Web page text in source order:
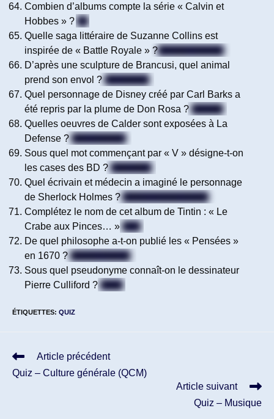
Combien d’albums compte la série « Calvin et
Hobbes » ? 24
Quelle saga littéraire de Suzanne Collins est
inspirée de « Battle Royale » ?Hunger Games
D’après une sculpture de Brancusi, quel animal
prend son envol ? Un oiseau
Quel personnage de Disney créé par Carl Barks a
été repris par la plume de Don Rosa ? Donald
Quelles oeuvres de Calder sont exposées à La
Defense ? Des mobiles
Sous quel mot commençant par « V » désigne-t-on
les cases des BD ? Vignettes
Quel écrivain et médecin a imaginé le personnage
de Sherlock Holmes ?Arthur Conan Doyle
Complétez le nom de cet album de Tintin : « Le
Crabe aux Pinces… » D’or
De quel philosophe a-t-on publié les « Pensées »
en 1670 ? Blaise Pascal
Sous quel pseudonyme connaît-on le dessinateur
Pierre Culliford ? Peyo
ÉTIQUETTES: QUIZ
Read
more
articles
Article précédent
Quiz – Culture générale (QCM)
Article suivant
Quiz – Musique